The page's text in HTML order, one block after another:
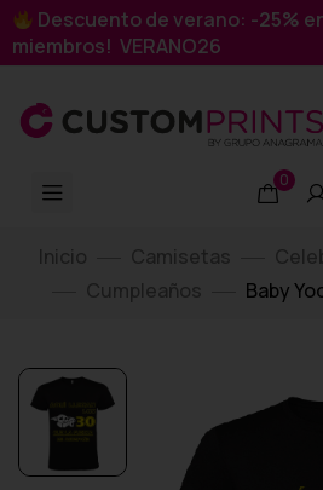
Descuento de verano: -25%
miembros! VERANO26
0
Inicio Camisetas
Cumpleaños
Baby